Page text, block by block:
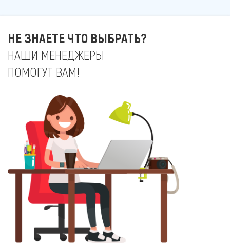
НЕ ЗНАЕТЕ ЧТО ВЫБРАТЬ?
НАШИ МЕНЕДЖЕРЫ
ПОМОГУТ ВАМ!